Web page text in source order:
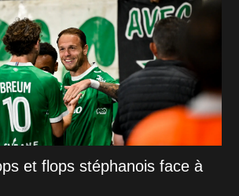
et flops stéphanois face à